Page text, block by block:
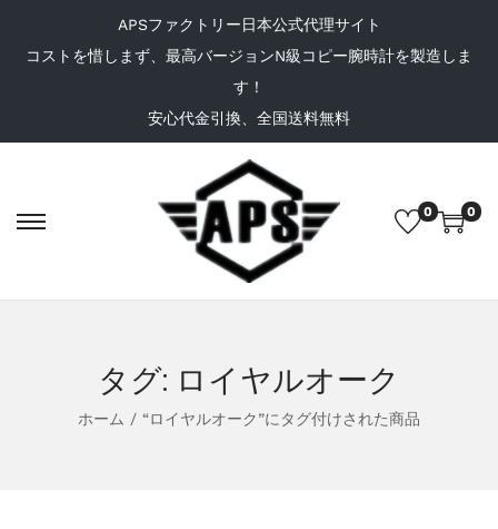
APSファクトリー日本公式代理サイト
コストを惜しまず、最高バージョンN級コピー腕時計を製造しま
す！
安心代金引換、全国送料無料
0 0
タグ: ロイヤルオーク
ホーム / “ロイヤルオーク”にタグ付けされた商品